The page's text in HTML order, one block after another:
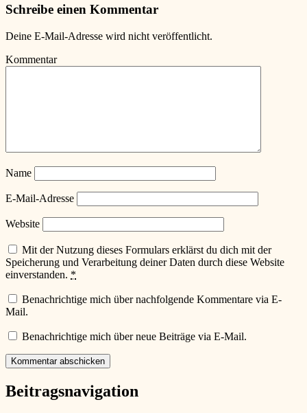
Schreibe einen Kommentar
Deine E-Mail-Adresse wird nicht veröffentlicht.
Kommentar
Name
E-Mail-Adresse
Website
Mit der Nutzung dieses Formulars erklärst du dich mit der
Speicherung und Verarbeitung deiner Daten durch diese Website
einverstanden. *
Benachrichtige mich über nachfolgende Kommentare via E-
Mail.
Benachrichtige mich über neue Beiträge via E-Mail.
Beitragsnavigation